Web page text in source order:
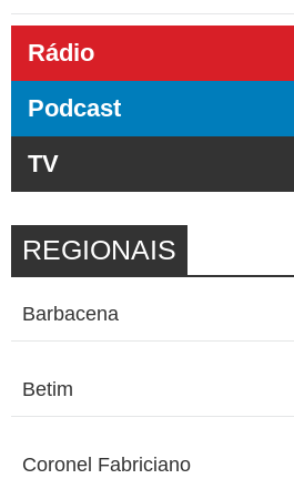
Rádio
Podcast
TV
REGIONAIS
Barbacena
Betim
Coronel Fabriciano